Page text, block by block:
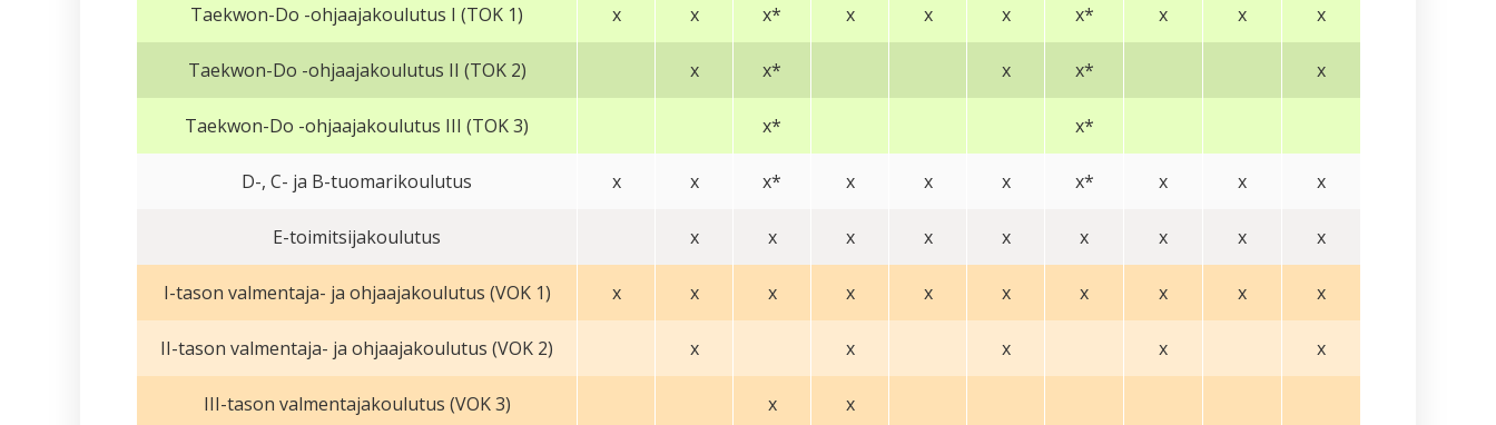
Taekwon-Do -ohjaajakoulutus I (TOK 1) x x x* x x x x* x x x
Taekwon-Do -ohjaajakoulutus II (TOK 2) x x* x x* x
Taekwon-Do -ohjaajakoulutus III (TOK 3) x* x*
D-, C- ja B-tuomarikoulutus x x x* x x x x* x x x
E-toimitsijakoulutus x x x x x x x x x
I-tason valmentaja- ja ohjaajakoulutus (VOK 1) x x x x x x x x x x
II-tason valmentaja- ja ohjaajakoulutus (VOK 2) x x x x x
III-tason valmentajakoulutus (VOK 3) x x